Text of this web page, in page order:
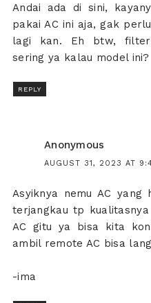
Andai ada di sini,
pakai AC ini aja, gak
lagi kan. Eh btw,
sering ya kalau model ini?
REPLY
Anonymous
AUGUST 31, 2023 AT
Asyiknya nemu AC
terjangkau tp
AC gitu ya bisa kita
ambil remote AC bisa
-ima